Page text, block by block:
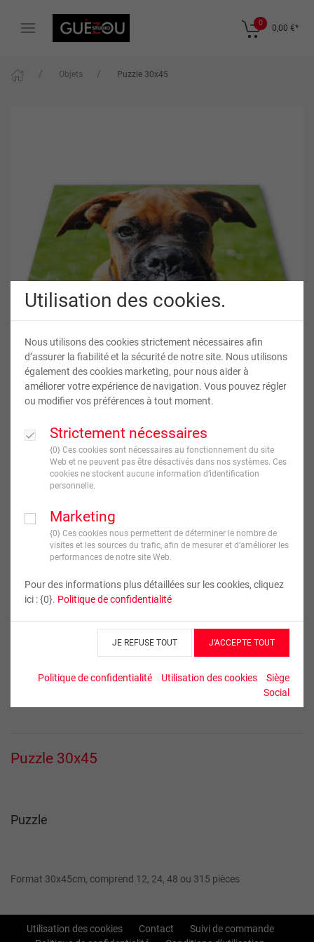
Utilisation des cookies.
Nous utilisons des cookies strictement nécessaires afin
d’assurer la fiabilité et la sécurité de notre site. Nous utilisons
également des cookies marketing, pour nous aider à
améliorer votre expérience de navigation. Vous pouvez régler
ou modifier vos préférences à tout moment.
Strictement nécessaires
{0} Ces cookies sont nécessaires au fonctionnement du site
Web et ne peuvent pas être désactivés dans nos systèmes. Ces
cookies ne stockent aucune information d’identification
personnelle.
Marketing
{0} Ces cookies nous permettent de déterminer le nombre de
visites et les sources du trafic, afin de mesurer et d’améliorer les
performances de notre site Web.
Pour des informations plus détaillées sur les cookies, cliquez
ici : {0}. Politique de confidentialité
JE REFUSE TOUT J’ACCEPTE TOUT
Politique de confidentialité Utilisation des cookies
Siège
Social
0
0,00 €*
Objets Puzzle 30x45
Puzzle 30x45
€
TVA incluse
JE CRÉE !
Nombre de pièces
Puzzle 30x45
Puzzle
Format 30x45cm, comprend 12, 24, 48 ou 315 pièces
Utilisation des cookies Contact
Suivi de commande